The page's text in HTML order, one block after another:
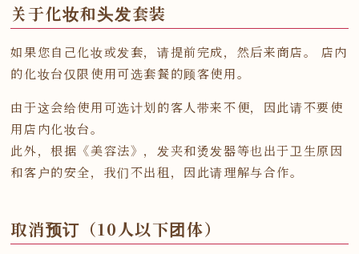
关于化妆和头发套装
如果您自己化妆或发套，请提前完成，然后来商店。 店内
的化妆台仅限使用可选套餐的顾客使用。
由于这会给使用可选计划的客人带来不便，因此请不要使
用店内化妆台。
此外，根据《美容法》，发夹和烫发器等也出于卫生原因
和客户的安全，我们不出租，因此请理解与合作。
取消预订（10人以下团体）